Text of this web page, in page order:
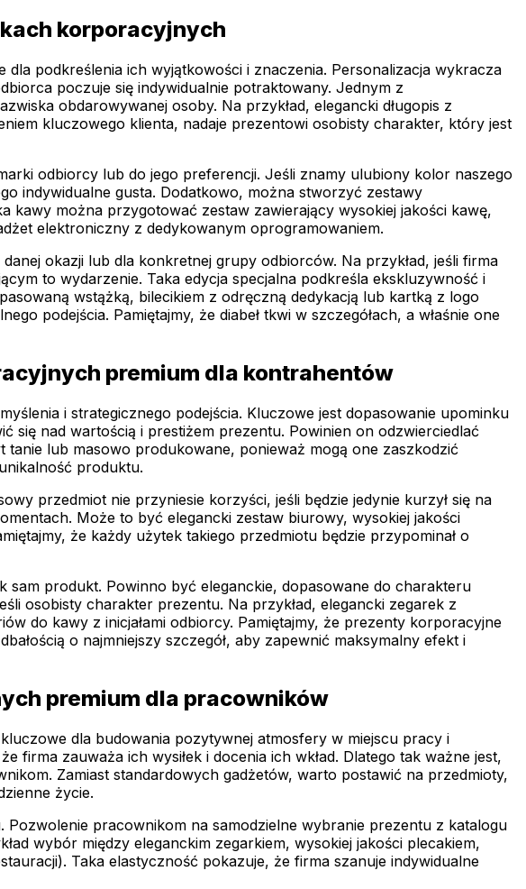
korporacyjnych
podkreślenia ich wyjątkowości i znaczenia. Personalizacja wykracza
poczuje się indywidualnie potraktowany. Jednym z
obdarowywanej osoby. Na przykład, elegancki długopis z
kluczowego klienta, nadaje prezentowi osobisty charakter, który jest
odbiorcy lub do jego preferencji. Jeśli znamy ulubiony kolor naszego
indywidualne gusta. Dodatkowo, można stworzyć zestawy
kawy można przygotować zestaw zawierający wysokiej jakości kawę,
elektroniczny z dedykowanym oprogramowaniem.
okazji lub dla konkretnej grupy odbiorców. Na przykład, jeśli firma
to wydarzenie. Taka edycja specjalna podkreśla ekskluzywność i
wstążką, bilecikiem z odręczną dedykacją lub kartką z logo
podejścia. Pamiętajmy, że diabeł tkwi w szczegółach, a właśnie one
premium dla kontrahentów
i strategicznego podejścia. Kluczowe jest dopasowanie upominku
się nad wartością i prestiżem prezentu. Powinien on odzwierciedlać
lub masowo produkowane, ponieważ mogą one zaszkodzić
produktu.
przedmiot nie przyniesie korzyści, jeśli będzie jedynie kurzył się na
Może to być elegancki zestaw biurowy, wysokiej jakości
że każdy użytek takiego przedmiotu będzie przypominał o
produkt. Powinno być eleganckie, dopasowane do charakteru
osobisty charakter prezentu. Na przykład, elegancki zegarek z
do kawy z inicjałami odbiorcy. Pamiętajmy, że prezenty korporacyjne
o najmniejszy szczegół, aby zapewnić maksymalny efekt i
premium dla pracowników
dla budowania pozytywnej atmosfery w miejscu pracy i
firma zauważa ich wysiłek i docenia ich wkład. Dlatego tak ważne jest,
Zamiast standardowych gadżetów, warto postawić na przedmioty,
życie.
pracownikom na samodzielne wybranie prezentu z katalogu
wybór między eleganckim zegarkiem, wysokiej jakości plecakiem,
Taka elastyczność pokazuje, że firma szanuje indywidualne